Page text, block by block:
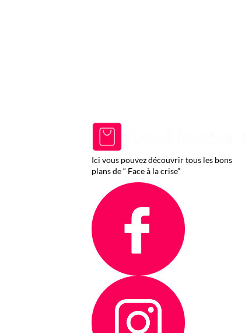
Ici vous pouvez découvrir tous les bons
plans de “ Face à la crise”